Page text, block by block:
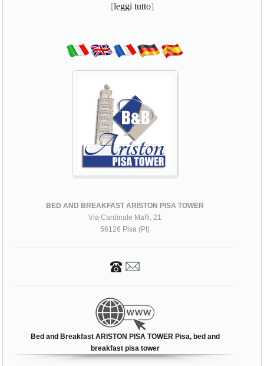
[leggi tutto]
BED AND BREAKFAST ARISTON PISA TOWER
Via Cardinale Maffi, 21
56126 Pisa (PI)
Bed and Breakfast ARISTON PISA TOWER Pisa, bed and
breakfast pisa tower